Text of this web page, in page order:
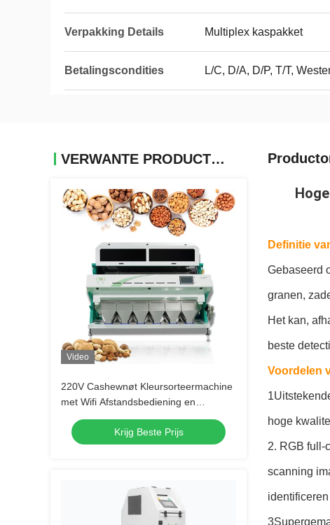
Verpakking Details Multiplex kaspakket
Betalingscondities L/C, D/A, D/P, T/T,
VERWANTE PRODUCTEN
Video
220V Cashewnøt Kleursorteermachine
met Wifi Afstandsbediening en
≥99,99% Sorteerprecisie
Krijg Beste Prijs
Definitie
Gebaseerd
granen,
Het kan,
beste
Voordelen
hoge
2. RGB full-
scanning